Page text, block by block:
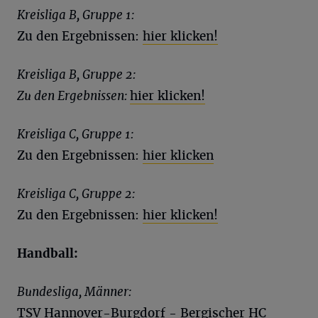
Kreisliga B, Gruppe 1:
Zu den Ergebnissen: hier klicken!
Kreisliga B, Gruppe 2:
Zu den Ergebnissen:hier klicken!
Kreisliga C, Gruppe 1:
Zu den Ergebnissen: hier klicken
Kreisliga C, Gruppe 2:
Zu den Ergebnissen: hier klicken!
Handball:
Bundesliga, Männer:
TSV Hannover-Burgdorf - Bergischer HC